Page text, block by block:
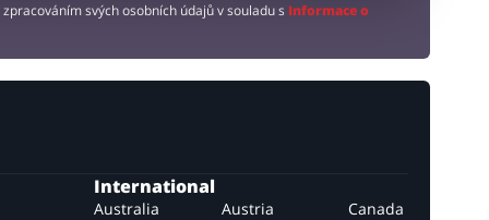
svých osobních údajů v souladu s Informace o
International
Australia Austria
Canada